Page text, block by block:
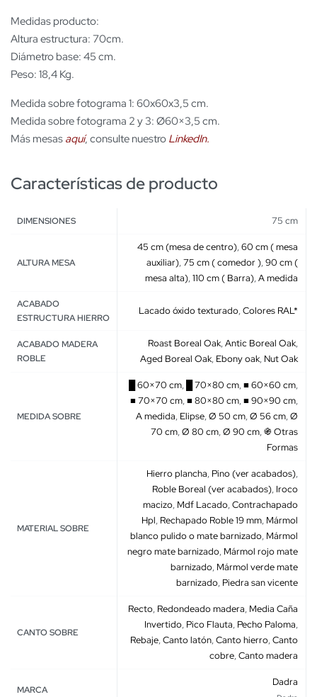
Medidas producto:
Altura estructura: 70cm.
Diámetro base: 45 cm.
Peso: 18,4 Kg.
Medida sobre fotograma 1: 60x60x3,5 cm.
Medida sobre fotograma 2 y 3: Ø60×3,5 cm.
Más mesas aquí, consulte nuestro LinkedIn.
Características de producto
DIMENSIONES 75 cm
ALTURA MESA
45 cm (mesa de centro),60 cm ( mesa
auxiliar),75 cm ( comedor ),90 cm (
mesa alta),110 cm ( Barra),A medida
ACABADO
ESTRUCTURA HIERRO
Lacado óxido texturado,Colores RAL*
ACABADO MADERA
ROBLE
Roast Boreal Oak,Antic Boreal Oak,
Aged Boreal Oak, Ebony oak, Nut Oak
MEDIDA SOBRE
█ 60×70 cm, █ 70×80 cm,■ 60×60 cm,
■ 70×70 cm,■ 80×80 cm,■ 90×90 cm,
A medida, Elipse,Ø 50 cm,Ø 56 cm,Ø
70 cm,Ø 80 cm,Ø 90 cm,֍ Otras
Formas
MATERIAL SOBRE
Hierro plancha, Pino (ver acabados),
Roble Boreal (ver acabados), Iroco
macizo, Mdf Lacado,Contrachapado
Hpl, Rechapado Roble 19 mm, Mármol
blanco pulido o mate barnizado, Mármol
negro mate barnizado, Mármol rojo mate
barnizado, Mármol verde mate
barnizado, Piedra san vicente
CANTO SOBRE
Recto, Redondeado madera, Media Caña
Invertido, Pico Flauta, Pecho Paloma,
Rebaje,Canto latón,Canto hierro,Canto
cobre,Canto madera
MARCA
Dadra